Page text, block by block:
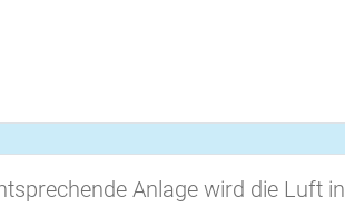
Anlage wird die Luft in